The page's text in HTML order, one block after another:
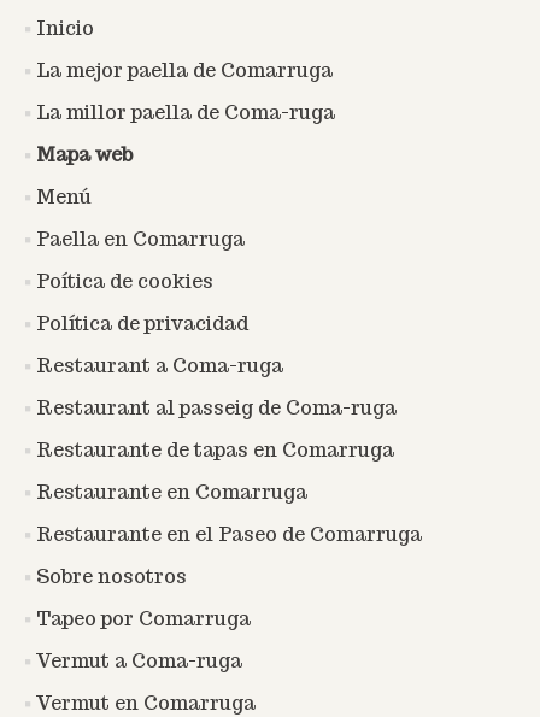
Inicio
La mejor paella de Comarruga
La millor paella de Coma-ruga
Mapa web
Menú
Paella en Comarruga
Poítica de cookies
Política de privacidad
Restaurant a Coma-ruga
Restaurant al passeig de Coma-ruga
Restaurante de tapas en Comarruga
Restaurante en Comarruga
Restaurante en el Paseo de Comarruga
Sobre nosotros
Tapeo por Comarruga
Vermut a Coma-ruga
Vermut en Comarruga